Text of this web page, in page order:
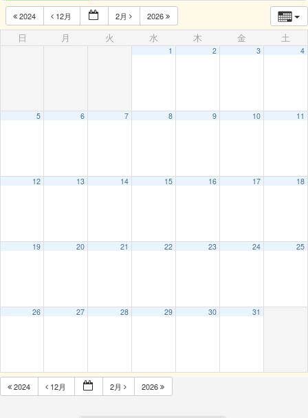
2024 12月 2月 2026
日 月 火 水 木 金 土
1 2 3 4
5 6 7 8 9 10 11
12 13 14 15 16 17 18
19 20 21 22 23 24 25
26 27 28 29 30 31
2024 12月 2月
2026